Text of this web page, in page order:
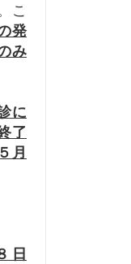
こ
発
み
に
了
月
日